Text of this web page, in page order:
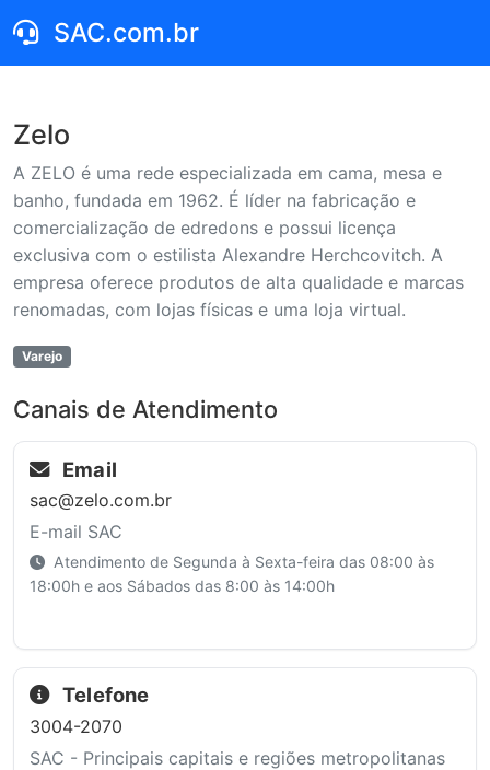
SAC.com.br
Zelo
A ZELO é uma rede especializada em cama, mesa e
banho, fundada em 1962. É líder na fabricação e
comercialização de edredons e possui licença
exclusiva com o estilista Alexandre Herchcovitch. A
empresa oferece produtos de alta qualidade e marcas
renomadas, com lojas físicas e uma loja virtual.
Varejo
Canais de Atendimento
Email
sac@zelo.com.br
E-mail SAC
Atendimento de Segunda à Sexta-feira das 08:00 às
18:00h e aos Sábados das 8:00 às 14:00h
Telefone
3004-2070
SAC - Principais capitais e regiões metropolitanas